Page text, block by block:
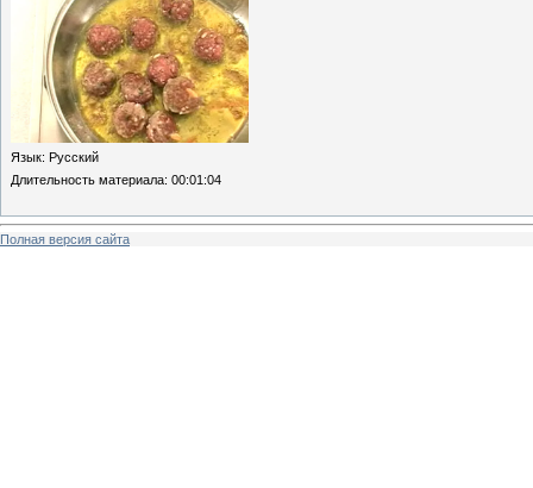
Язык: Русский
Длительность материала: 00:01:04
Полная версия сайта